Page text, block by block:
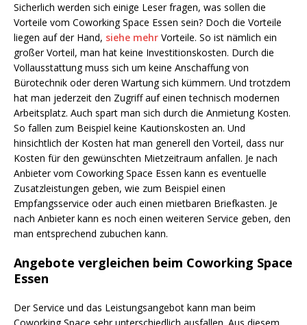
Sicherlich werden sich einige Leser fragen, was sollen die
Vorteile vom Coworking Space Essen sein? Doch die Vorteile
liegen auf der Hand, siehe mehr Vorteile. So ist nämlich ein
großer Vorteil, man hat keine Investitionskosten. Durch die
Vollausstattung muss sich um keine Anschaffung von
Bürotechnik oder deren Wartung sich kümmern. Und trotzdem
hat man jederzeit den Zugriff auf einen technisch modernen
Arbeitsplatz. Auch spart man sich durch die Anmietung Kosten.
So fallen zum Beispiel keine Kautionskosten an. Und
hinsichtlich der Kosten hat man generell den Vorteil, dass nur
Kosten für den gewünschten Mietzeitraum anfallen. Je nach
Anbieter vom Coworking Space Essen kann es eventuelle
Zusatzleistungen geben, wie zum Beispiel einen
Empfangsservice oder auch einen mietbaren Briefkasten. Je
nach Anbieter kann es noch einen weiteren Service geben, den
man entsprechend zubuchen kann.
Angebote vergleichen beim Coworking Space
Essen
Der Service und das Leistungsangebot kann man beim